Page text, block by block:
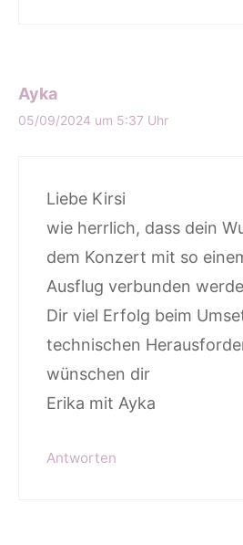
Ayka
05/09/2024 um 5:37 Uhr
Liebe Kirsi
wie herrlich, dass dein
dem Konzert mit so
Ausflug verbunden
Dir viel Erfolg beim
technischen
wünschen dir
Erika mit Ayka
Antworten